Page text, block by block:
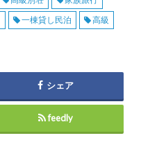
一棟貸し民泊
高級
シェア
feedly